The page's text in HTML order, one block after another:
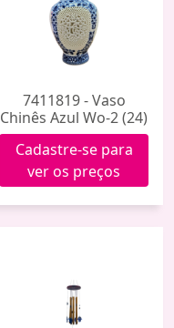
7411819 - Vaso
Chinês Azul Wo-2 (24)
Cadastre-se para
ver os preços